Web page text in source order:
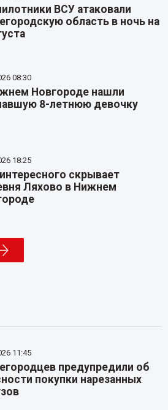
ВСУ атаковали
область в ночь на
08:30
Новгороде нашли
8-летнюю девочку
18:25
скрывает
Ляхово в Нижнем
11:45
предупредили об
покупки нарезанных